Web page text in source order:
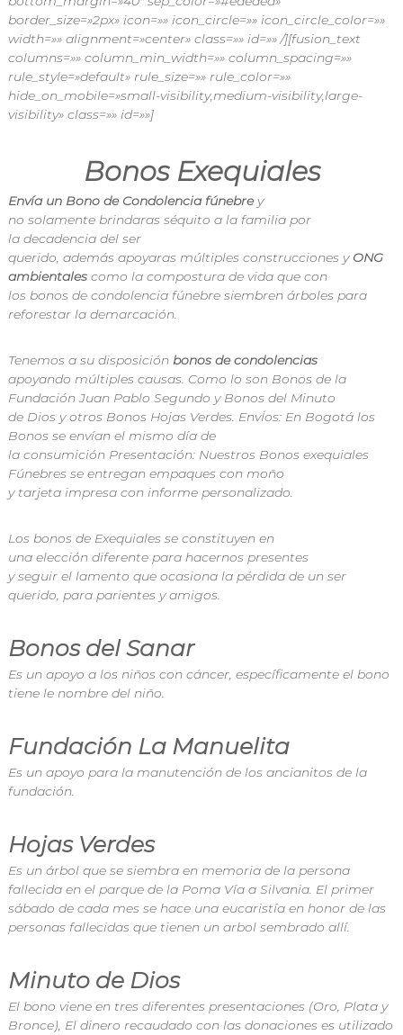
border_size=»2px» icon=»» icon_circle=»» icon_circle_color=»»
width=»» alignment=»center» class=»» id=»» /][fusion_text
columns=»» column_min_width=»» column_spacing=»»
rule_style=»default» rule_size=»» rule_color=»»
hide_on_mobile=»small-visibility,medium-visibility,large-
visibility» class=»» id=»»]
Bonos Exequiales
Envía un Bono de Condolencia fúnebre y
no solamentebrindaras séquito a la familiapor
la decadenciadel ser
querido, ademásapoyaras múltiples construccionesy ONG
ambientalescomo la composturade vidaque con
los bonosde condolencia fúnebresiembren árboles para
reforestar la demarcación.
Tenemos a su disposición bonosde condolencias
apoyando múltiples causas. Como lo son Bonosde la
Fundación Juan Pablo Segundo y Bonos del Minuto
de Diosy otros Bonos Hojas Verdes. EnvÍos: En Bogotá los
Bonos se envían el mismo díade
la consumiciónPresentación: Nuestros Bonos exequiales
Fúnebres se entregan empaquescon moño
y tarjetaimpresa con informe personalizado.
Los bonosde Exequiales se constituyen en
una elección diferentepara hacernos presentes
yseguirel lamento que ocasiona la pérdidade un ser
querido, para parientesy amigos.
Bonos del Sanar
Es un apoyo a los niños con cáncer, específicamente el bono
tiene le nombre del niño.
Fundación La Manuelita
Es un apoyo para la manutención de los ancianitos de la
fundación.
Hojas Verdes
Es un árbol que se siembra en memoria de la persona
fallecida en el parque de la Poma Vía a Silvania. El primer
sábado de cada mes se hace una eucaristía en honor de las
personas fallecidas que tienen un arbol sembrado allí.
Minuto de Dios
El bono viene en tres diferentes presentaciones (Oro, Plata y
Bronce), El dinero recaudado con las donaciones es utilizado